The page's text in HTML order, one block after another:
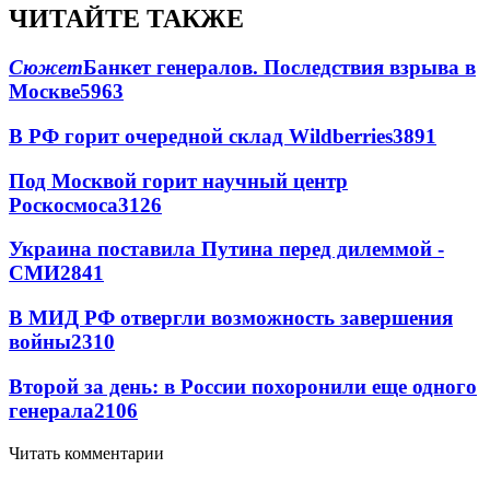
ЧИТАЙТЕ ТАКЖЕ
СюжетБанкет генералов. Последствия взрыва в
Москве5963
В РФ горит очередной склад Wildberries3891
Под Москвой горит научный центр
Роскосмоса3126
Украина поставила Путина перед дилеммой -
СМИ2841
В МИД РФ отвергли возможность завершения
войны2310
Второй за день: в России похоронили еще одного
генерала2106
Читать комментарии